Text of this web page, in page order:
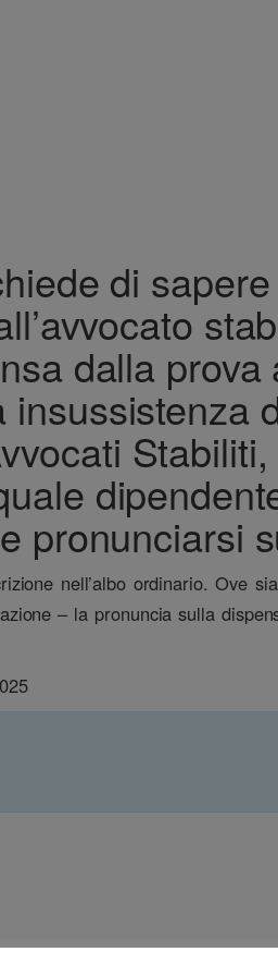
di
dalla
pronunciarsi
nell’albo ordinario. Ove
– la pronuncia sulla